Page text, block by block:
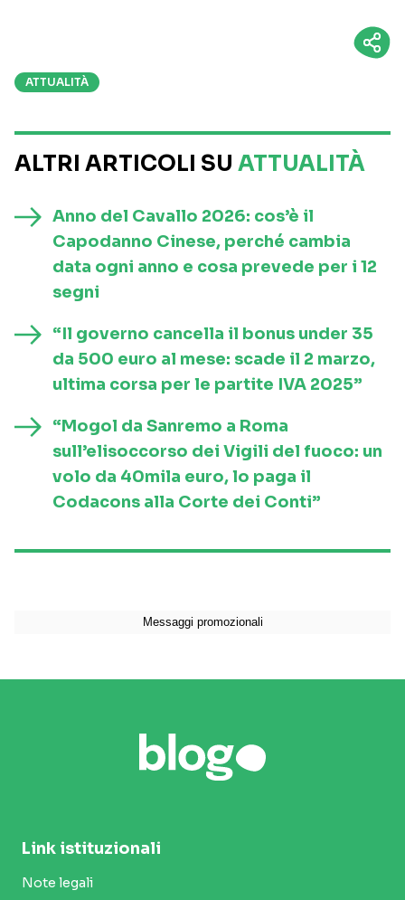
ATTUALITÀ
ALTRI ARTICOLI SU ATTUALITÀ
Anno del Cavallo 2026: cos’è il
Capodanno Cinese, perché cambia
data ogni anno e cosa prevede per i 12
segni
“Il governo cancella il bonus under 35
da 500 euro al mese: scade il 2 marzo,
ultima corsa per le partite IVA 2025”
“Mogol da Sanremo a Roma
sull’elisoccorso dei Vigili del fuoco: un
volo da 40mila euro, lo paga il
Codacons alla Corte dei Conti”
Link istituzionali
Note legali